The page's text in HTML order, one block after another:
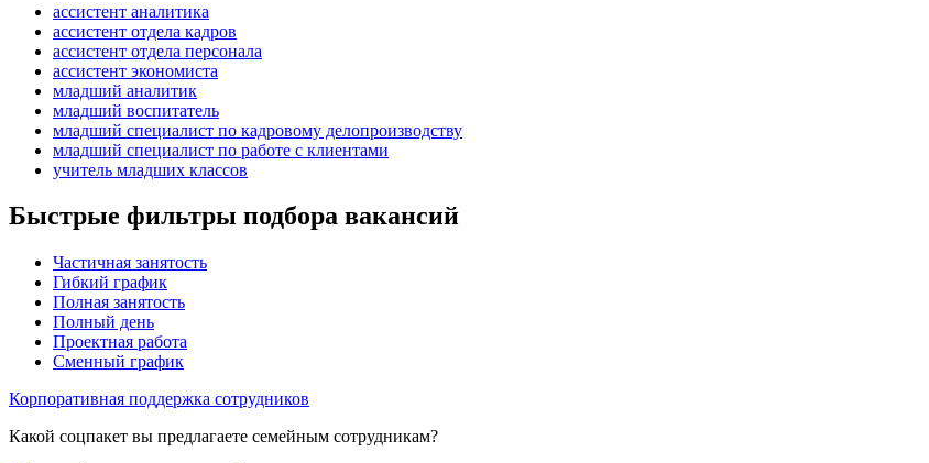
ассистент аналитика
ассистент отдела кадров
ассистент отдела персонала
ассистент экономиста
младший аналитик
младший воспитатель
младший специалист по кадровому делопроизводству
младший специалист по работе с клиентами
учитель младших классов
Быстрые фильтры подбора вакансий
Частичная занятость
Гибкий график
Полная занятость
Полный день
Проектная работа
Сменный график
Корпоративная поддержка сотрудников
Какой соцпакет вы предлагаете семейным сотрудникам?